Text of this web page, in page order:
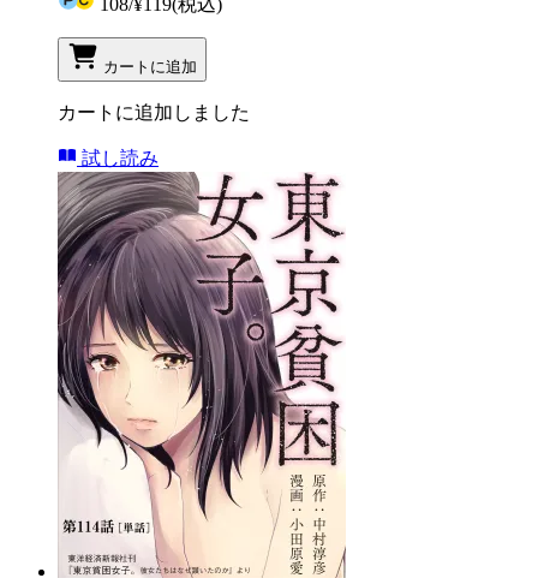
108/¥119(税込)
カートに追加
カートに追加しました
試し読み